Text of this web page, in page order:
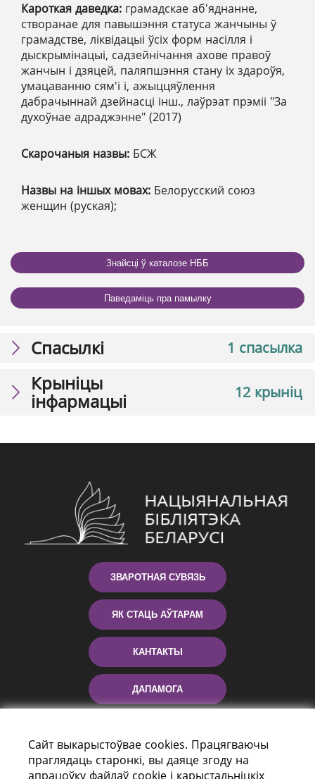
Кароткая даведка: грамадскае аб'яднанне,
створанае для павышэння статуса жанчыны ў
грамадстве, ліквідацыі ўсіх форм насілля і
дыскрымінацыі, садзейнічання ахове правоў
жанчын і дзяцей, паляпшэння стану іх здароўя,
умацаванню сям'і і, ажыццяўлення
дабрачыннай дзейнасці інш., лаўрэат прэміі "За
духоўнае адраджэнне" (2017)
Скарочаныя назвы: БСЖ
Назвы на іншых мовах: Белорусский союз
женщин (руская);
Знайсці ў каталозе НББ
Паведаміць пра памылку
1 спасылка
Спасылкі
12 крыніц
Крыніцы
інфармацыі
ЗВАРОТНАЯ СУВЯЗЬ
ЯК СТАЦЬ АЎТАРАМ
КАНТАКТЫ
ДАПАМОГА
Сайт выкарыстоўвае cookies. Працягваючы
праглядаць старонкі, вы даяце згоду на
апрацоўку файлаў cookie і карыстальніцкіх